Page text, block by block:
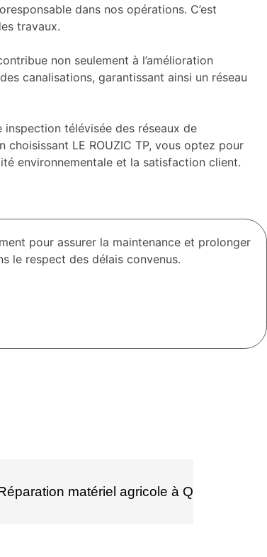
dans nos opérations. C’est
travaux.
non seulement à l’amélioration
canalisations, garantissant ainsi un réseau
télévisée des réseaux de
LE ROUZIC TP, vous optez pour
environnementale et la satisfaction client.
pour assurer la maintenance et prolonger
le respect des délais convenus.
matériel agricole à Quistinic